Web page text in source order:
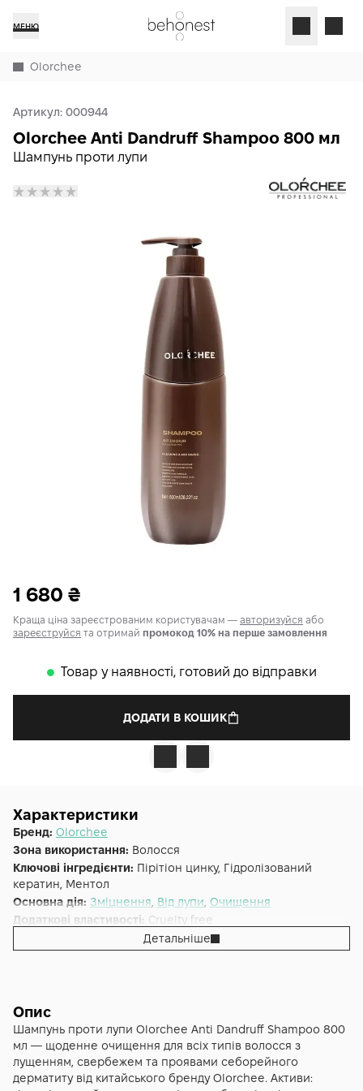
МЕНЮ
Olorchee
Артикул: 000944
Шампунь проти лупи
Olorchee Anti Dandruff Shampoo 800 мл
1 680 ₴
Краща ціна зареєстрованим користувачам — авторизуйся або
зареєструйся та отримай промокод 10% на перше замовлення
𒊹 Товар у наявності, готовий до відправки
ДОДАТИ В КОШИК
Характеристики
Бренд: Olorchee
Зона використання: Волосся
Ключові інгредієнти: Пірітіон цинку, Гідролізований
кератин, Ментол
Основна дія: Зміцнення Від лупи Очищення
Додаткові властивості: Cruelty free
ШампуньДетальніше
Опис
Шампунь проти лупи Olorchee Anti Dandruff Shampoo 800
мл — щоденне очищення для всіх типів волосся з
лущенням, свербежем та проявами себорейного
дерматиту від китайського бренду Olorchee. Активи: